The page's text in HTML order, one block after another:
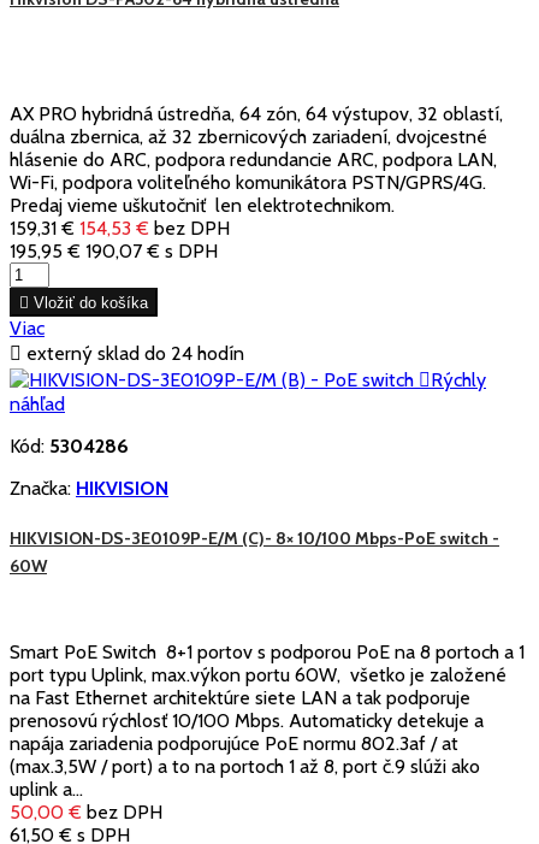
AX PRO hybridná ústredňa, 64 zón, 64 výstupov, 32 oblastí,
duálna zbernica, až 32 zbernicových zariadení, dvojcestné
hlásenie do ARC, podpora redundancie ARC, podpora LAN,
Wi-Fi, podpora voliteľného komunikátora PSTN/GPRS/4G.
Predaj vieme uškutočniť len elektrotechnikom.
159,31 € 154,53 € bez DPH
195,95 € 190,07 € s DPH
 Vložiť do košíka
Viac
 externý sklad do 24 hodín
Rýchly
náhľad
Kód: 5304286
Značka: HIKVISION
HIKVISION-DS-3E0109P-E/M (C)- 8× 10/100 Mbps-PoE switch -
60W
Smart PoE Switch 8+1 portov s podporou PoE na 8 portoch a 1
port typu Uplink, max.výkon portu 60W, všetko je založené
na Fast Ethernet architektúre siete LAN a tak podporuje
prenosovú rýchlosť 10/100 Mbps. Automaticky detekuje a
napája zariadenia podporujúce PoE normu 802.3af / at
(max.3,5W / port) a to na portoch 1 až 8, port č.9 slúži ako
uplink a...
50,00 € bez DPH
61,50 € s DPH